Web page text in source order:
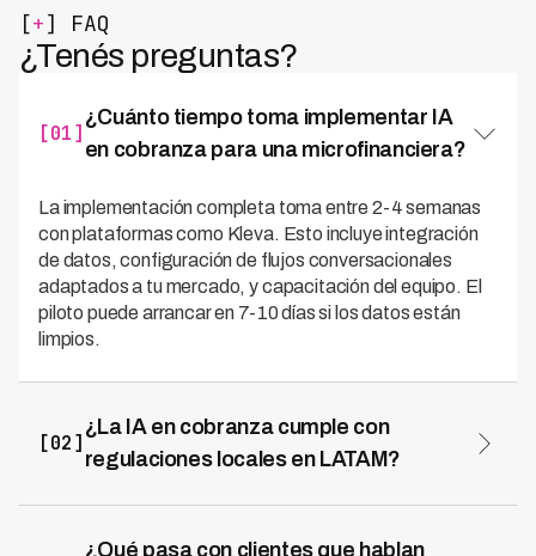
[+] FAQ
¿Tenés preguntas?
[01]
¿Cuánto tiempo toma implementar IA
en cobranza para una microfinanciera?
La implementación completa toma entre 2-4 semanas
con plataformas como Kleva. Esto incluye integración
de datos, configuración de flujos conversacionales
adaptados a tu mercado, y capacitación del equipo. El
piloto puede arrancar en 7-10 días si los datos están
limpios.
[02]
¿La IA en cobranza cumple con
regulaciones locales en LATAM?
horarios permitidos, frecuencia de contactos, y
¿Qué pasa con clientes que hablan